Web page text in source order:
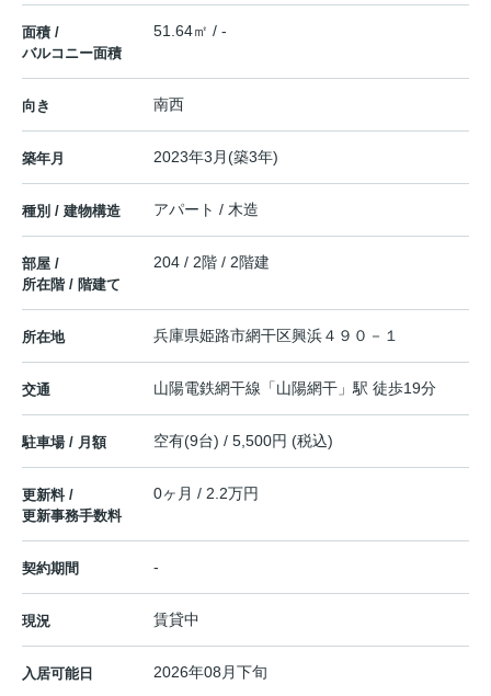
面積 /
バルコニー面積
51.64㎡ / -
向き 南西
築年月 2023年3月(築3年)
種別 / 建物構造 アパート / 木造
部屋 /
所在階 / 階建て
204 / 2階 / 2階建
所在地 兵庫県姫路市網干区興浜４９０－１
交通 山陽電鉄網干線 「山陽網干 」駅 徒歩19分
駐車場 / 月額 空有(9台) / 5,500円 (税込)
更新料 /
更新事務手数料
0ヶ月 / 2.2万円
契約期間 -
現況 賃貸中
入居可能日 2026年08月下旬